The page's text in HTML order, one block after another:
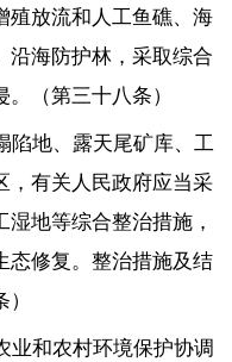
殖放流和人工鱼礁、海
沿海防护林，采取综合
（第三十八条）
陷地、露天尾矿库、工
，有关人民政府应当采
地等综合整治措施，
态修复。整治措施及结
业和农村环境保护协调